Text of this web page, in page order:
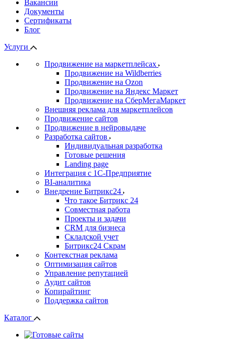
Вакансии
Документы
Сертификаты
Блог
Услуги
Продвижение на маркетплейсах
Продвижение на Wildberries
Продвижение на Ozon
Продвижение на Яндекс Маркет
Продвижение на СберМегаМаркет
Внешняя реклама для маркетплейсов
Продвижение сайтов
Продвижение в нейровыдаче
Разработка сайтов
Индивидуальная разработка
Готовые решения
Landing page
Интеграция с 1С-Предприятие
BI-аналитика
Внедрение Битрикс24
Что такое Битрикс 24
Совместная работа
Проекты и задачи
СRМ для бизнеса
Складской учет
Битрикс24 Скрам
Контекстная реклама
Оптимизация сайтов
Управление репутацией
Аудит сайтов
Копирайтинг
Поддержка сайтов
Каталог